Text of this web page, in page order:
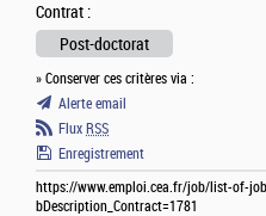
Contrat :
Post-doctorat
» Conserver ces critères via :
Alerte email
Flux RSS
Enregistrement
https://www.emploi.cea.fr/job/list-of-
bDescription_Contract=1781